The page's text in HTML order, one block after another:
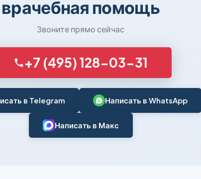
врачебная помощь
Звоните прямо сейчас
+7 (495) 128-03-31
в Telegram Написать в WhatsApp
Написать в Макс